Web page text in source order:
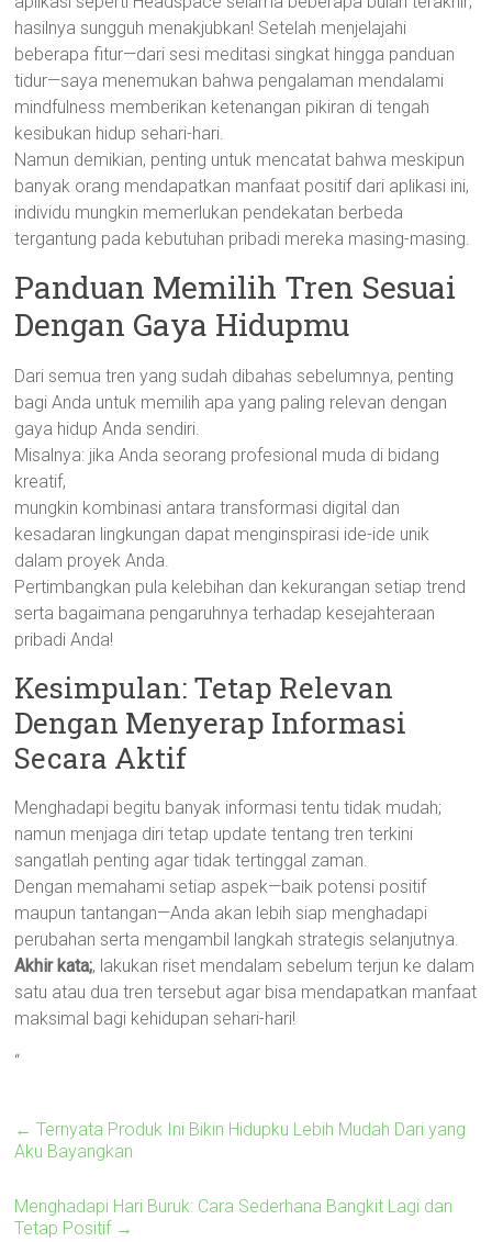
hasilnya sungguh menakjubkan! Setelah menjelajahi
beberapa fitur—dari sesi meditasi singkat hingga panduan
tidur—saya menemukan bahwa pengalaman mendalami
mindfulness memberikan ketenangan pikiran di tengah
kesibukan hidup sehari-hari.
Namun demikian, penting untuk mencatat bahwa meskipun
banyak orang mendapatkan manfaat positif dari aplikasi ini,
individu mungkin memerlukan pendekatan berbeda
tergantung pada kebutuhan pribadi mereka masing-masing.
Panduan Memilih Tren Sesuai
Dengan Gaya Hidupmu
Dari semua tren yang sudah dibahas sebelumnya, penting
bagi Anda untuk memilih apa yang paling relevan dengan
gaya hidup Anda sendiri.
Misalnya: jika Anda seorang profesional muda di bidang
kreatif,
mungkin kombinasi antara transformasi digital dan
kesadaran lingkungan dapat menginspirasi ide-ide unik
dalam proyek Anda.
Pertimbangkan pula kelebihan dan kekurangan setiap trend
serta bagaimana pengaruhnya terhadap kesejahteraan
pribadi Anda!
Kesimpulan: Tetap Relevan
Dengan Menyerap Informasi
Secara Aktif
Menghadapi begitu banyak informasi tentu tidak mudah;
namun menjaga diri tetap update tentang tren terkini
sangatlah penting agar tidak tertinggal zaman.
Dengan memahami setiap aspek—baik potensi positif
maupun tantangan—Anda akan lebih siap menghadapi
perubahan serta mengambil langkah strategis selanjutnya.
Akhir kata;, lakukan riset mendalam sebelum terjun ke dalam
satu atau dua tren tersebut agar bisa mendapatkan manfaat
maksimal bagi kehidupan sehari-hari!
“
← Ternyata Produk Ini Bikin Hidupku Lebih Mudah Dari yang
Aku Bayangkan
Menghadapi Hari Buruk: Cara Sederhana Bangkit Lagi dan
Tetap Positif →